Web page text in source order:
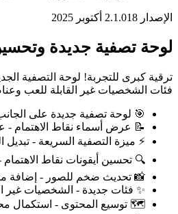
الإصدار 2.1.0 18 أكتوبر 2025
لوحة تصفية جديدة
ترقية كبرى للتجربة! لوحة التصفية
فئات الشخصيات غير القابلة للعب
🎯 لوحة تصفية جديدة على
📝 عرض أسماء نقاط الاهتمام -
⚡ ميزة التصفية السريعة -
🔍 تحسين أيقونات نقاط
📸 تحديث ضخم للصور - إضافة
✨ فئات جديدة - الشخصيات غير
🗺️ توسيع المحتوى - استكمال